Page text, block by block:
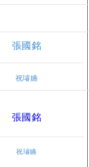
張國銘
祝璿嬿
張國銘
祝璿嬿